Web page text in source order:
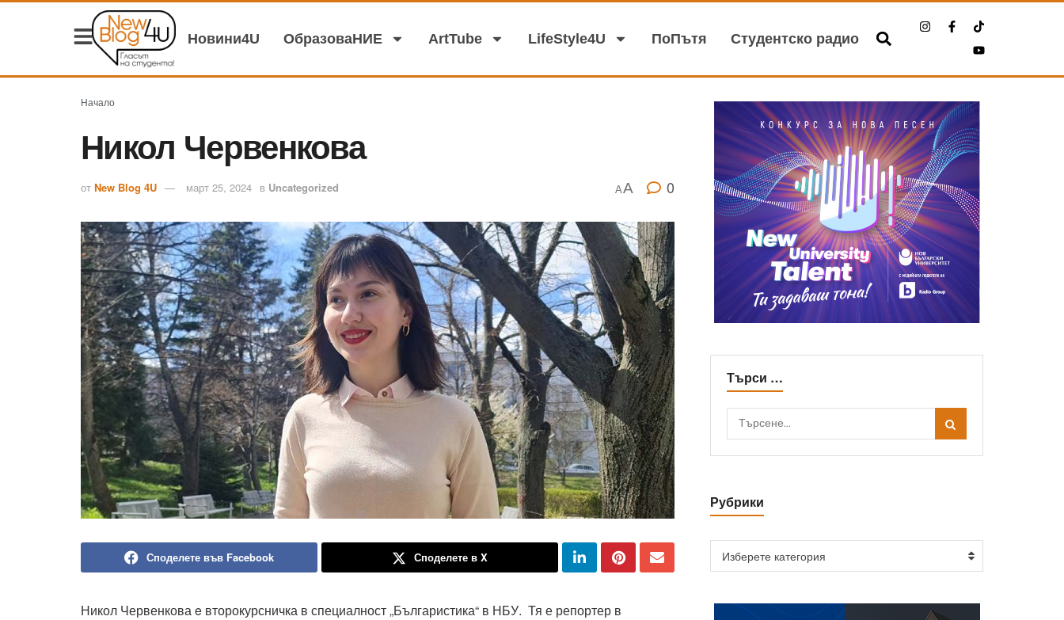
Новини4U ОбразоваНИЕ АrtTube LifeStyle4U ПоПътя Студентско радио
Начало
Никол Червенкова
от New Blog 4U март 25, 2024 в Uncategorized AA 0
Споделете във Facebook Споделете в X
Никол Червенкова e второкурсничка в специалност „Българистика“ в НБУ. Тя е репортер в
Търси …
Рубрики
Изберете категория